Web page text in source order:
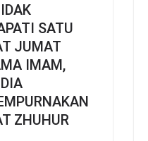
SATU
JUMAT
IMAM,
ZHUHUR